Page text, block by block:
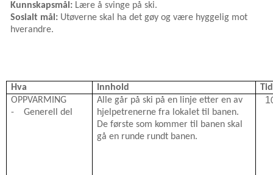
Kunnskapsmål: Lære å svinge på ski.
Sosialt mål: Utøverne skal ha det gøy og være hyggelig mot
hverandre.
Hva Innhold
Tid
OPPVARMING
-
Generell del
Alle går på ski på en linje etter en av
hjelpetrenerne fra lokalet til banen.
De første som kommer til banen skal
gå en runde rundt banen.
1